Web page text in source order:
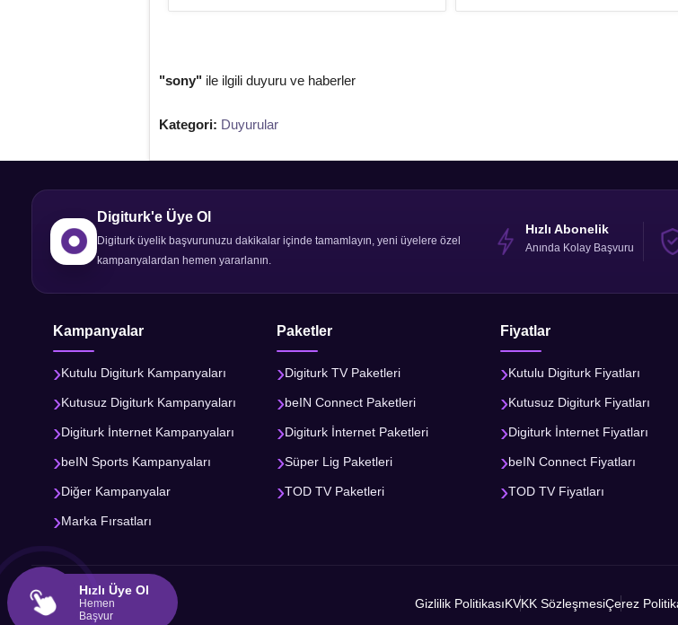
"sony" ile ilgili duyuru ve haberler
Kategori: Duyurular
Digiturk'e Üye Ol
Digiturk üyelik başvurunuzu dakikalar içinde tamamlayın, yeni üyelere özel
kampanyalardan hemen yararlanın.
Hızlı Abonelik
Anında Kolay Başvuru
Kampanyalar
Kutulu Digiturk Kampanyaları
Kutusuz Digiturk Kampanyaları
Digiturk İnternet Kampanyaları
beIN Sports Kampanyaları
Diğer Kampanyalar
Marka Fırsatları
Paketler
Digiturk TV Paketleri
beIN Connect Paketleri
Digiturk İnternet Paketleri
Süper Lig Paketleri
TOD TV Paketleri
Fiyatlar
Kutulu Digiturk Fiyatları
Kutusuz Digiturk Fiyatları
Digiturk İnternet Fiyatları
beIN Connect Fiyatları
TOD TV Fiyatları
Gizlilik PolitikasıKVKK SözleşmesiÇerez
Hızlı Üye Ol
Hemen
Başvur